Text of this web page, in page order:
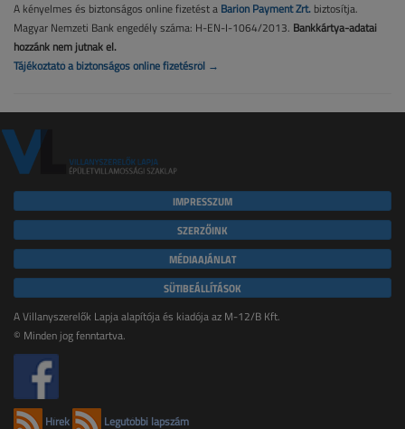
A kényelmes és biztonságos online fizetést a Barion Payment Zrt. biztosítja.
Magyar Nemzeti Bank engedély száma: H-EN-I-1064/2013. Bankkártya-adatai
hozzánk nem jutnak el.
Tájékoztató a biztonságos online fizetésről →
IMPRESSZUM
SZERZŐINK
MÉDIAAJÁNLAT
SÜTIBEÁLLÍTÁSOK
A Villanyszerelők Lapja alapítója és kiadója az M-12/B Kft.
© Minden jog fenntartva.
Hírek Legutóbbi lapszám